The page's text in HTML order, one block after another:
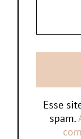
Esse
spam.